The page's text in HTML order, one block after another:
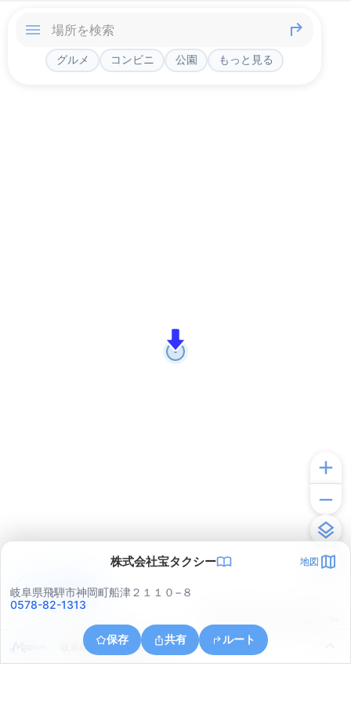
グルメ コンビニ 公園 もっと見る
株式会社宝タクシー 地図
岐阜県飛騨市神岡町船津２１１０−８
0578-82-1313
保存 共有 ルート
岐阜県飛騨市神岡町緑ケ丘
アプリで見る